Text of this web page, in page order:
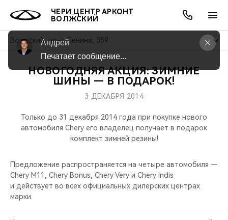
ЧЕРИ ЦЕНТР АРКОНТ
ВОЛЖСКИЙ
Волжский, пр-т Ленина, 359
МОДЕЛИ
КРОССОВЕРЫ
СЕДАНЫ
НОВИНКИ
ПОКУПАТЕЛЯМ
КРЕДИТ И СТРАХОВАНИЕ
ВЛАДЕЛЬЦАМ
ЗАПЧАСТИ И АКСЕССУАРЫ
CHERY CONNECT
МИР CHERY
О БРЕНДЕ
ЛЮДИ CHERY
АКЦИИ
ОНЛАЙН СЕРВИСЫ
КРЕДИТ
О КОМПАНИИ
МЫ В СОЦСЕТЯХ
НОВОГОДНЯЯ АКЦИЯ: ЗИМНИЕ
ШИНЫ — В ПОДАРОК!
3 ДЕКАБРЯ 2014
Только до 31 декабря 2014 года при покупке нового
автомобиля Chery его владелец получает в подарок
комплект зимней резины!
Предложение распространяется на четыре автомобиля —
Chery М11, Chery Bonus, Chery Very и Chery Indis
и действует во всех официальных дилерских центрах
марки.
Андрей
Печатает сообщение...